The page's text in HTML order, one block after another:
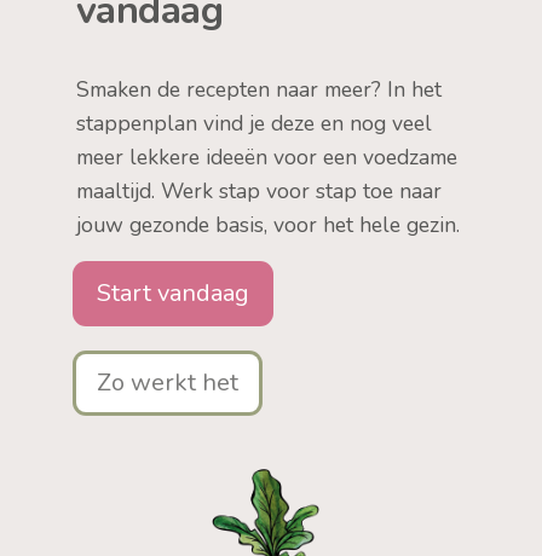
Smaken de recepten naar meer? In het
stappenplan vind je deze en nog veel
meer lekkere ideeën voor een voedzame
maaltijd. Werk stap voor stap toe naar
jouw gezonde basis, voor het hele gezin.
Start vandaag
Zo werkt het